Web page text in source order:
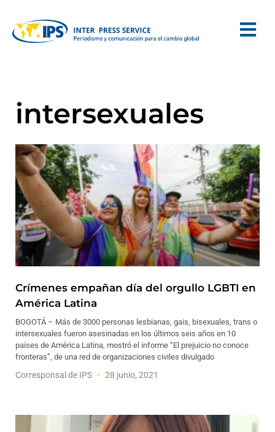
intersexuales
Crímenes empañan día del orgullo LGBTI en
América Latina
BOGOTÁ – Más de 3000 personas lesbianas, gais, bisexuales, trans o
intersexuales fueron asesinadas en los últimos seis años en 10
países de América Latina, mostró el informe “El prejuicio no conoce
fronteras”, de una red de organizaciones civiles divulgado
Corresponsal de IPS 28 junio, 2021